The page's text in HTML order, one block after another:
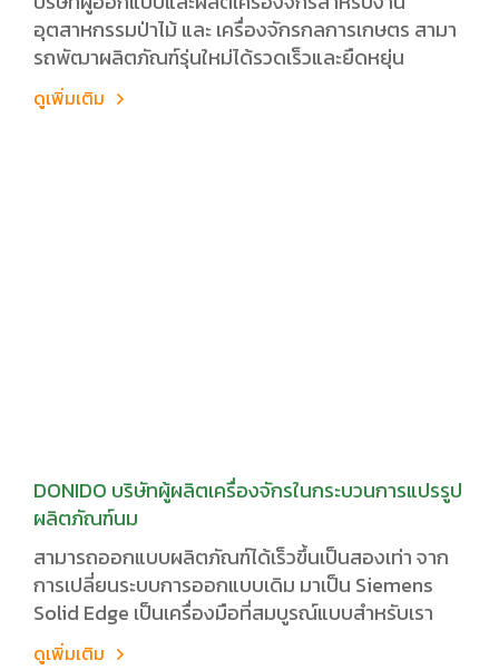
อุตสาหกรรมป่าไม้ และ เครื่องจักรกลการเกษตร สามา
รถพัฒาผลิตภัณฑ์รุ่นใหม่ได้รวดเร็วและยืดหยุ่น
ดูเพิ่มเติม
DONIDO บริษัทผู้ผลิตเครื่องจักรในกระบวนการแปรรูป
ผลิตภัณฑ์นม
สามารถออกแบบผลิตภัณฑ์ได้เร็วขึ้นเป็นสองเท่า จาก
การเปลี่ยนระบบการออกแบบเดิม มาเป็น Siemens
Solid Edge เป็นเครื่องมือที่สมบูรณ์แบบสำหรับเรา
ดูเพิ่มเติม